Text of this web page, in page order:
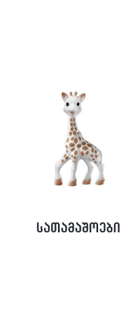
სათამაშოები